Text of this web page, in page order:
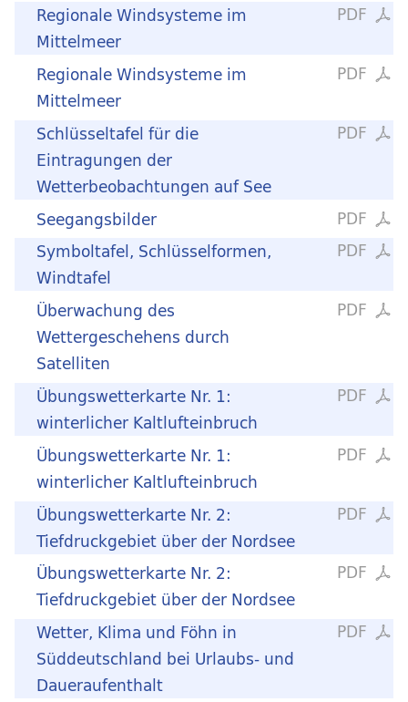
PDF
Regionale Windsysteme im
Mittelmeer
PDF
Regionale Windsysteme im
Mittelmeer
PDF
Schlüsseltafel für die
Eintragungen der
Wetterbeobachtungen auf See
PDF
Seegangsbilder
PDF
Symboltafel, Schlüsselformen,
Windtafel
PDF
Überwachung des
Wettergeschehens durch
Satelliten
PDF
Übungswetterkarte Nr. 1:
winterlicher Kaltlufteinbruch
PDF
Übungswetterkarte Nr. 1:
winterlicher Kaltlufteinbruch
PDF
Übungswetterkarte Nr. 2:
Tiefdruckgebiet über der Nordsee
PDF
Übungswetterkarte Nr. 2:
Tiefdruckgebiet über der Nordsee
PDF
Wetter, Klima und Föhn in
Süddeutschland bei Urlaubs- und
Daueraufenthalt